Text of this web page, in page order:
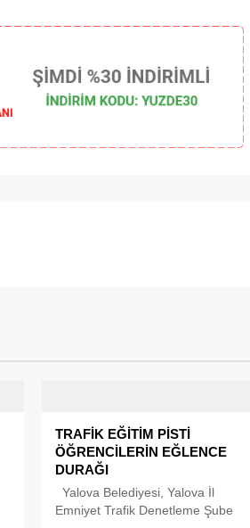
TRAFİK EĞİTİM PİSTİ
ÖĞRENCİLERİN EĞLENCE
DURAĞI
Yalova Belediyesi, Yalova İl
Emniyet Trafik Denetleme Şube